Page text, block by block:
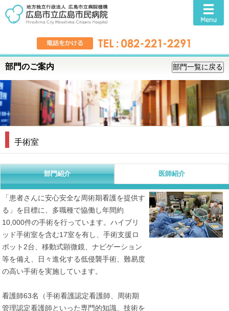
部門のご案内
手術室
部門紹介 医師紹介
「患者さんに安心安全な周術期看護を提供す
る」を目標に、多職種で協働し年間約
10,000件の手術を行っています。ハイブリ
ッド手術室を含む17室を有し、手術支援ロ
ボット2台、移動式顕微鏡、ナビゲーション
等を備え、日々進化する低侵襲手術、難易度
の高い手術を実施しています。
看護師63名（手術看護認定看護師、周術期
管理認定看護師といった専門的知識、技術を